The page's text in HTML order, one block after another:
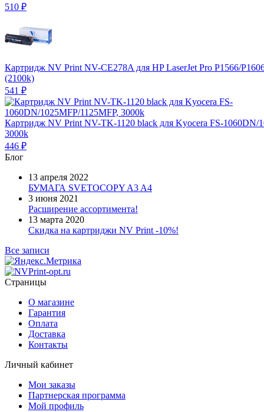
510 ₽
Картридж NV Print NV-CE278A для HP LaserJet Pro P1566/
(2100k)
541 ₽
Картридж NV Print NV-TK-1120 black для Kyocera FS-1060DN/
3000k
446 ₽
Блог
13 апреля 2022
БУМАГА SVETOCOPY A3 A4
3 июня 2021
Расширение ассортимента!
13 марта 2020
Скидка на картриджи NV Print -10%!
Все записи
Страницы
О магазине
Гарантия
Оплата
Доставка
Контакты
Личный кабинет
Мои заказы
Партнерская программа
Мой профиль